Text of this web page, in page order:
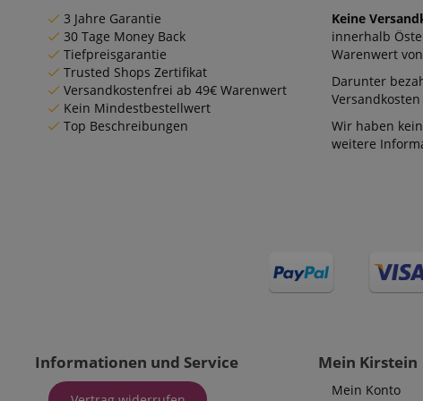
3 Jahre Garantie
30 Tage Money Back
Tiefpreisgarantie
Trusted Shops Zertifikat
Versandkostenfrei ab 49€ Warenwert
Kein Mindestbestellwert
Top Beschreibungen
Keine
innerhalb
Warenwert
Darunter
Wir haben
weitere
Informationen und Service Mein Kirstein
Mein Konto
91347